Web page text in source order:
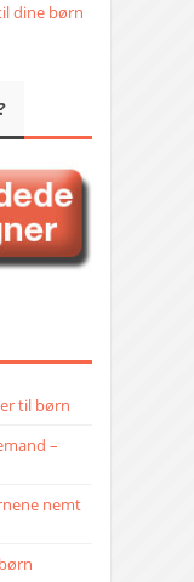
dine børn
til børn
–
nemt